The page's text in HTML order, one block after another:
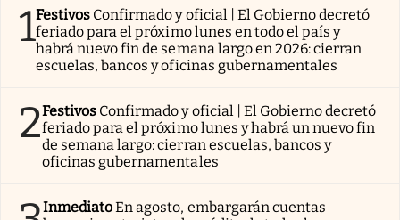
1Festivos Confirmado y oficial | El Gobierno decretó
feriado para el próximo lunes en todo el país y
habrá nuevo fin de semana largo en 2026: cierran
escuelas, bancos y oficinas gubernamentales
2Festivos Confirmado y oficial | El Gobierno decretó
feriado para el próximo lunes y habrá un nuevo fin
de semana largo: cierran escuelas, bancos y
oficinas gubernamentales
InmediatoEn agosto, embargarán cuentas